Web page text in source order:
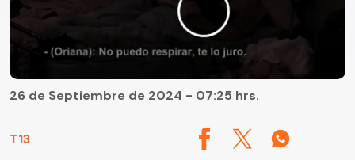
T13
26 de Septiembre de 2024 - 07:25 hrs.